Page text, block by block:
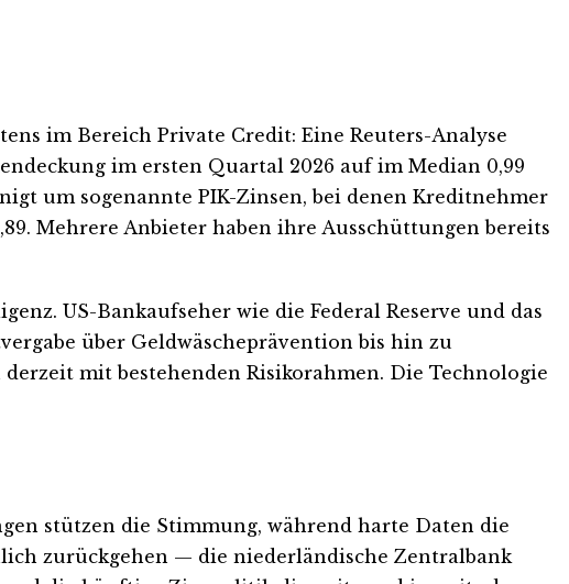
im Bereich Private Credit: Eine Reuters-Analyse
im ersten Quartal 2026 auf im Median 0,99
um sogenannte PIK-Zinsen, bei denen Kreditnehmer
Mehrere Anbieter haben ihre Ausschüttungen bereits
US-Bankaufseher wie die Federal Reserve und das
über Geldwäscheprävention bis hin zu
mit bestehenden Risikorahmen. Die Technologie
stützen die Stimmung, während harte Daten die
zurückgehen — die niederländische Zentralbank